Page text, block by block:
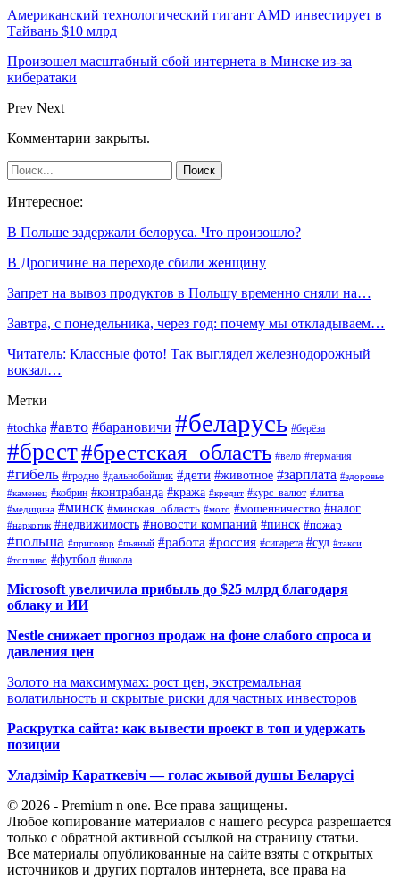
Американский технологический гигант AMD инвестирует в
Тайвань $10 млрд
Произошел масштабный сбой интернета в Минске из-за
кибератаки
Prev Next
Комментарии закрыты.
Интересное:
В Польше задержали белоруса. Что произошло?
В Дрогичине на переходе сбили женщину
Запрет на вывоз продуктов в Польшу временно сняли на…
Завтра, с понедельника, через год: почему мы откладываем…
Читатель: Классные фото! Так выглядел железнодорожный
вокзал…
Метки
#tochka #авто #барановичи #беларусь #берёза
#брест#брестская_область #вело #германия
#гибель #гродно #дальнобойщик #дети #животное #зарплата #здоровье
#каменец #кобрин #контрабанда #кража #кредит #курс_валют #литва
#медицина #минск #минская_область #мото #мошенничество #налог
#наркотик #недвижимость #новости компаний #пинск #пожар
#польша #приговор #пьяный #работа #россия #сигарета #суд #такси
#топливо #футбол #школа
Microsoft увеличила прибыль до $25 млрд благодаря
облаку и ИИ
Nestle снижает прогноз продаж на фоне слабого спроса и
давления цен
Золото на максимумах: рост цен, экстремальная
волатильность и скрытые риски для частных инвесторов
Раскрутка сайта: как вывести проект в топ и удержать
позиции
Уладзімір Караткевіч — голас жывой душы Беларусі
© 2026 - Premium n one. Все права защищены.
Любое копирование материалов с нашего ресурса разрешается
только с обратной активной ссылкой на страницу статьи.
Все материалы опубликованные на сайте взяты с открытых
источников и других порталов интернета, все права на